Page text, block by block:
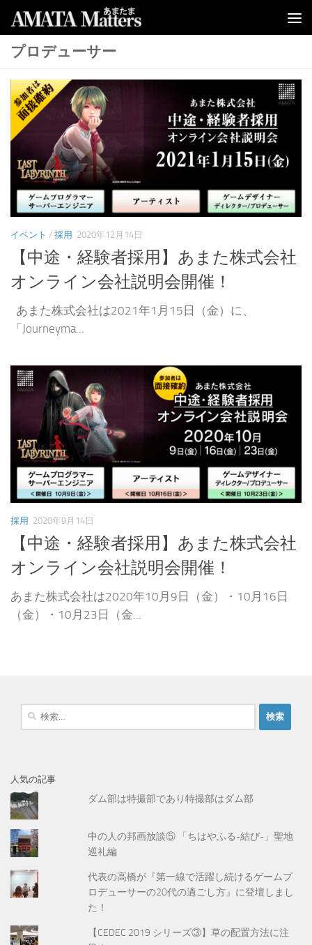
コンテンツへスキップ
プロデューサー
イベント / 採用 2020年12月14日
【中途・経験者採用】あまた株式会社
オンライン会社説明会開催！
あまた株式会社は2021年1月15日（金）に、
「Journeyma...
採用 2020年9月14日
【中途・経験者採用】あまた株式会社
オンライン会社説明会開催！
あまた株式会社は2020年10月9日（金）・10月16日
（金）・10月23日（金...
人気の記事
ダム部は特撮部であり特撮部はダム部
中の人の邦画放談⑤ 「ちはやふる-結び-」聖地
巡礼編
代表の高橋が『第一線で活躍し続けるゲームプ
ロデューサーの20代の過ごし方』に登壇しまし
た！
【CEDEC 2019 シリーズ③】草の配置方法に注